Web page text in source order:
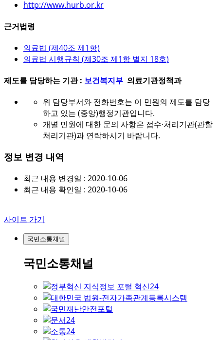
http://www.hurb.or.kr
근거법령
의료법 (제40조 제1항)
의료법 시행규칙 (제30조 제1항 별지 18호)
제도를 담당하는 기관 : 보건복지부 의료기관정책과
위 담당부서와 전화번호는 이 민원의 제도를 담당
하고 있는 (중앙)행정기관입니다.
개별 민원에 대한 문의 사항은 접수·처리기관(관할
처리기관)과 연락하시기 바랍니다.
정보 변경 내역
최근 내용 변경일 : 2020-10-06
최근 내용 확인일 : 2020-10-06
사이트 가기
국민소통채널
국민소통채널